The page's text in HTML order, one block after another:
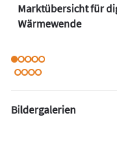
Marktübersicht für
Wärmewende
Bildergalerien